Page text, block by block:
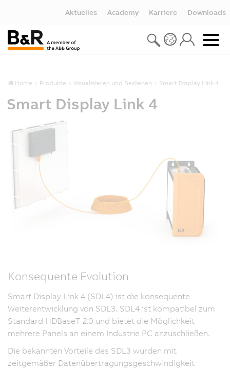
Aktuelles Academy Karriere Downloads
Home Produkte Visualisieren und Bedienen Smart Display Link 4
Smart Display Link 4
Konsequente Evolution
Smart Display Link 4 (SDL4) ist die konsequente
Weiterentwicklung von SDL3. SDL4 ist kompatibel zum
Standard HDBaseT 2.0 und bietet die Möglichkeit
mehrere Panels an einem Industrie PC anzuschließen.
Die bekannten Vorteile des SDL3 wurden mit
zeitgemäßer Datenübertragungsgeschwindigkeit